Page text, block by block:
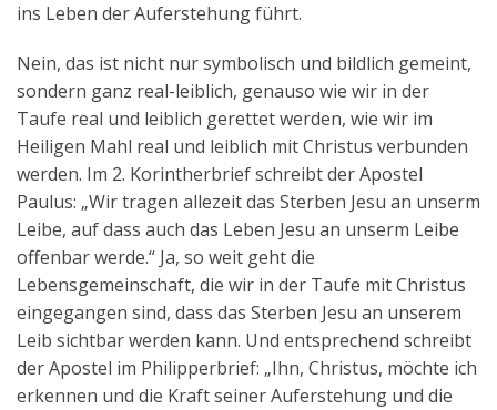
ins Leben der Auferstehung führt.
Nein, das ist nicht nur symbolisch und bildlich gemeint,
sondern ganz real-leiblich, genauso wie wir in der
Taufe real und leiblich gerettet werden, wie wir im
Heiligen Mahl real und leiblich mit Christus verbunden
werden. Im 2. Korintherbrief schreibt der Apostel
Paulus: „Wir tragen allezeit das Sterben Jesu an unserm
Leibe, auf dass auch das Leben Jesu an unserm Leibe
offenbar werde.“ Ja, so weit geht die
Lebensgemeinschaft, die wir in der Taufe mit Christus
eingegangen sind, dass das Sterben Jesu an unserem
Leib sichtbar werden kann. Und entsprechend schreibt
der Apostel im Philipperbrief: „Ihn, Christus, möchte ich
erkennen und die Kraft seiner Auferstehung und die